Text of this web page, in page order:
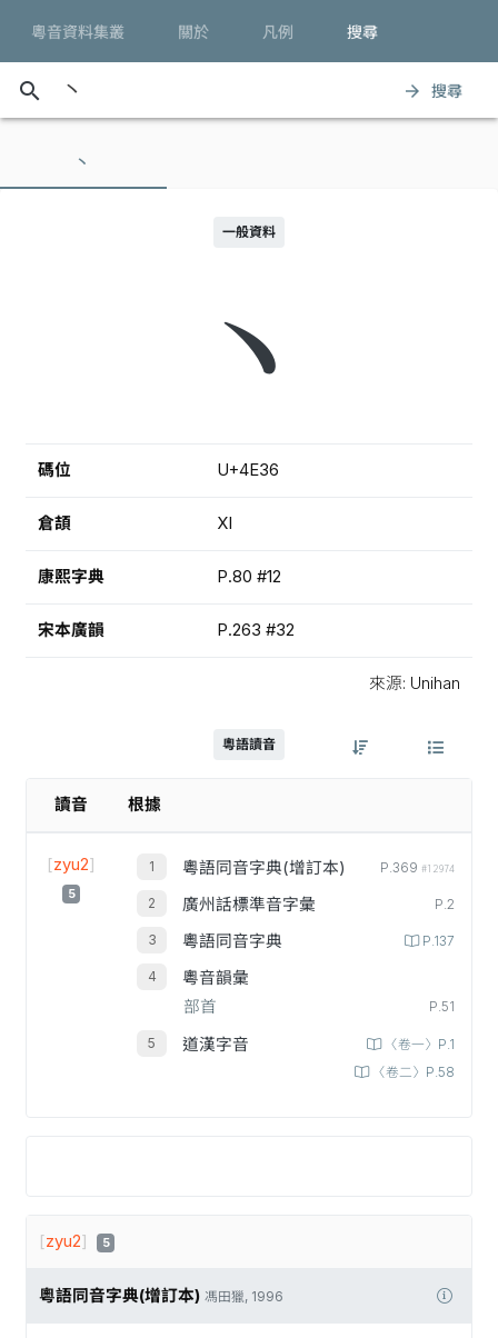
粵音資料集叢 關於 凡例 搜尋
search arrow_forward 搜尋
丶
一般資料
丶
碼位 U+4E36
倉頡 XI
康熙字典 P.80 #12
宋本廣韻 P.263 #32
來源: Unihan
粵語讀音
讀音 根據
[zyu2]
5
粵語同音字典(增訂本) P.369 #12974
廣州話標準音字彙 P.2
粵語同音字典 P.137
粵音韻彙
部首
P.51
道漢字音
〈卷一〉P.1
〈卷二〉P.58
[zyu2] 5
粵語同音字典(增訂本) 馮田獵, 1996